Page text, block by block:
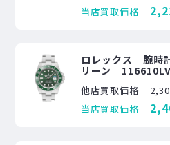
当店買取価格
ロレックス 腕
リーン 116610LV
他店買取価格
当店買取価格